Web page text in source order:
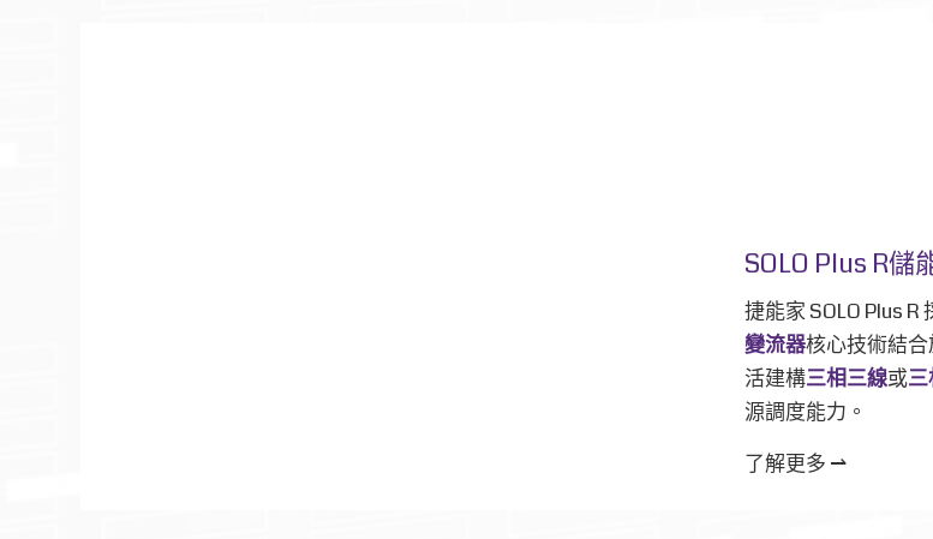
SOLO Plus R
捷能家 SOLO Plus
變流器核心技術結
活建構三相三線或
源調度能力。
了解更多 ⇀